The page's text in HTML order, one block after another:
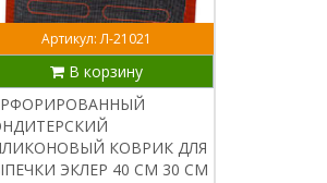
Артикул: Л-21021
В корзину
КОВРИК ДЛЯ
ЭКЛЕР 40 СМ 30 СМ